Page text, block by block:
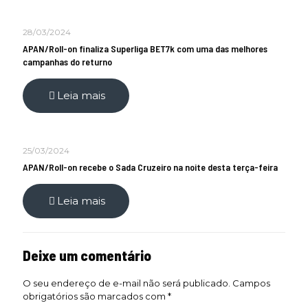
28/03/2024
APAN/Roll-on finaliza Superliga BET7k com uma das melhores
campanhas do returno
Leia mais
25/03/2024
APAN/Roll-on recebe o Sada Cruzeiro na noite desta terça-feira
Leia mais
Deixe um comentário
O seu endereço de e-mail não será publicado. Campos
obrigatórios são marcados com *